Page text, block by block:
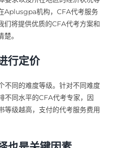
Aplusgpa机构，CFA代考服务
们将提供优质的CFA代考方案和
。
行定价
不同的难度等级。针对不同难度
不同水平的CFA代考专家，因
等级越高，支付的代考服务费用